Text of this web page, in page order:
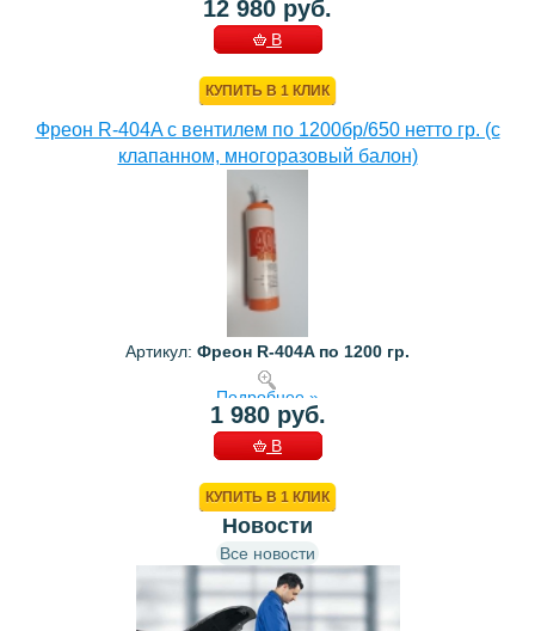
12 980 руб.
В
КУПИТЬ В 1 КЛИК
Фреон R-404A с вентилем по 1200бр/650 нетто гр. (с
клапанном, многоразовый балон)
Артикул: Фреон R-404A по 1200 гр.
Подробнее »
1 980 руб.
В
КУПИТЬ В 1 КЛИК
Новости
Все новости